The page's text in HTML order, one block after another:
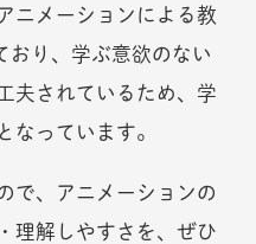
ニメーションによる教
おり、学ぶ意欲のない
夫されているため、学
なっています。
で、アニメーションの
理解しやすさを、ぜひ